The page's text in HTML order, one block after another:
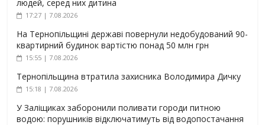
людей, серед них дитина
17:27 | 7.08.2026
На Тернопільщині державі повернули недобудований 90-
квартирний будинок вартістю понад 50 млн грн
15:55 | 7.08.2026
Тернопільщина втратила захисника Володимира Дичку
15:18 | 7.08.2026
У Заліщиках заборонили поливати городи питною
водою: порушників відключатимуть від водопостачання